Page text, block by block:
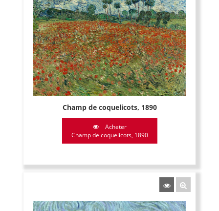
Champ de coquelicots, 1890
Acheter
Champ de coquelicots, 1890